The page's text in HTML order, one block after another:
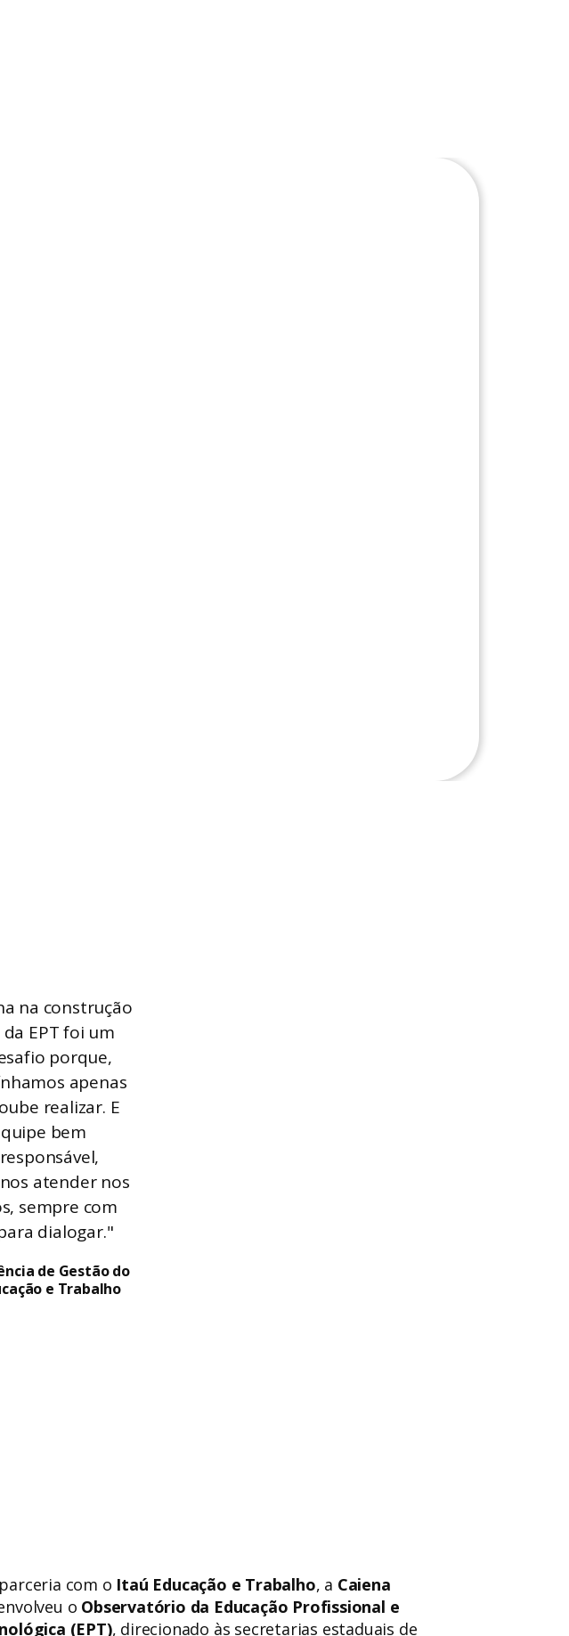
publicado.
na construção
EPT foi um
porque,
apenas
realizar. E
bem
atender nos
sempre com
dialogar."
de Gestão do
e Trabalho
com o Itaú Educação e Trabalho, a Caiena
o Observatório da Educação Profissional e
(EPT), direcionado às secretarias estaduais de